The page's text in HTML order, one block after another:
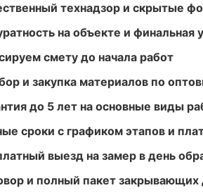
технадзор и скрытые
на объекте и финальная
смету до начала работ
и закупка материалов по
до 5 лет на основные виды
сроки с графиком этапов и
выезд на замер в день
и полный пакет закрывающих